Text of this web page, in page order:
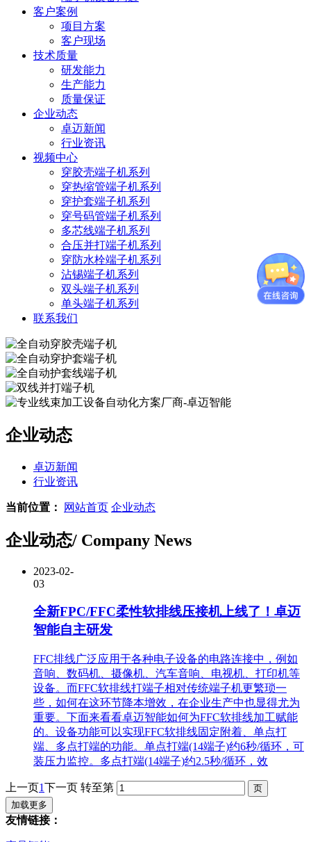
客户案例
项目方案
客户现场
技术质量
研发能力
生产能力
质量保证
企业动态
卓迈新闻
行业资讯
视频中心
穿胶壳端子机系列
穿热缩管端子机系列
穿护套端子机系列
穿号码管端子机系列
多芯线端子机系列
合压并打端子机系列
穿防水栓端子机系列
沾锡端子机系列
双头端子机系列
单头端子机系列
联系我们
企业动态
卓迈新闻
行业资讯
当前位置： 网站首页 企业动态
企业动态/ Company News
2023-02-
03
全新FPC/FFC柔性软排线压接机上线了！卓迈
智能自主研发
FFC排线广泛应用于各种电子设备的电路连接中，例如
音响、数码机、摄像机、汽车音响、电视机、打印机等
设备。而FFC软排线打端子相对传统端子机更繁琐一
些，如何在这环节降本增效，在企业生产中也显得尤为
重要。下面来看看卓迈智能如何为FFC软排线加工赋能
的。设备功能可以实现FFC软排线固定附着、单点打
端、多点打端的功能。单点打端(14端子)约6秒/循环，可
装压力监控。多点打端(14端子)约2.5秒/循环，效
上一页1下一页 转至第
加载更多
友情链接：